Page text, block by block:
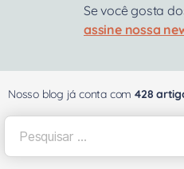
Se você gosta
assine nossa
Nosso blog já conta com 428